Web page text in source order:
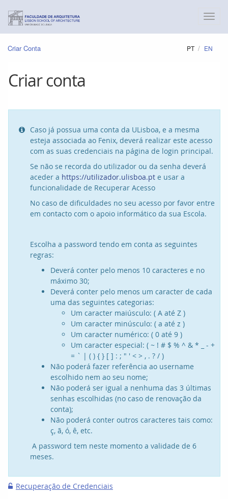
Criar Conta PT EN
Criar conta

Caso já possua uma conta da ULisboa, e a mesma
esteja associada ao Fenix, deverá realizar este acesso
com as suas credenciais na página de login principal.
Se não se recorda do utilizador ou da senha deverá
aceder a https://utilizador.ulisboa.pt e usar a
funcionalidade de Recuperar Acesso
No caso de dificuldades no seu acesso por favor entre
em contacto com o apoio informático da sua Escola.
Escolha a password tendo em conta as seguintes
regras:
Deverá conter pelo menos 10 caracteres e no
máximo 30;
Deverá conter pelo menos um caracter de cada
uma das seguintes categorias:
Um caracter maiúsculo: ( A até Z )
Um caracter minúsculo: ( a até z )
Um caracter numérico: ( 0 até 9 )
Um caracter especial: ( ~ ! # $ % ^ & * _ - +
= ` | ( ) { } [ ] : ; " ' < > , . ? / )
Não poderá fazer referência ao username
escolhido nem ao seu nome;
Não poderá ser igual a nenhuma das 3 últimas
senhas escolhidas (no caso de renovação da
conta);
Não poderá conter outros caracteres tais como:
ç, ã, ó, ê, etc.
A password tem neste momento a validade de 6
meses.
 Recuperação de Credenciais